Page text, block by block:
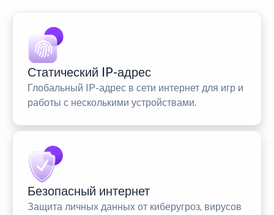
Статический IP-адрес
Глобальный IP-адрес в сети интернет для игр и
работы с несколькими устройствами.
Безопасный интернет
Защита личных данных от киберугроз, вирусов